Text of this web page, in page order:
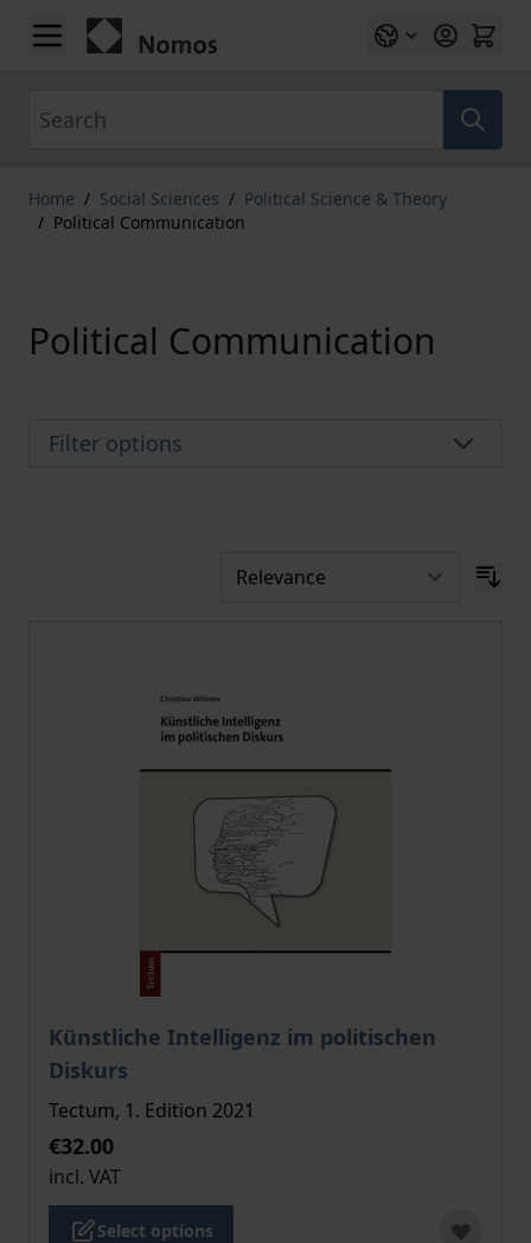
Skip to Content
Home / Social Sciences / Political Science & Theory
/ Political Communication
Political Communication
Filter options
Künstliche Intelligenz im politischen
Diskurs
The price depends on the options chosen on the
Tectum, 1. Edition 2021
€32.00
incl. VAT
Select options